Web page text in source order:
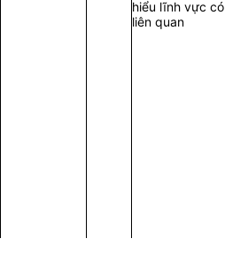
hiểu lĩnh vực có
liên quan